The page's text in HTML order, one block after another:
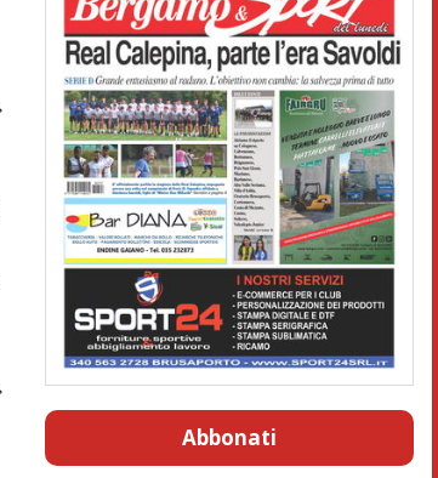
Abbonati